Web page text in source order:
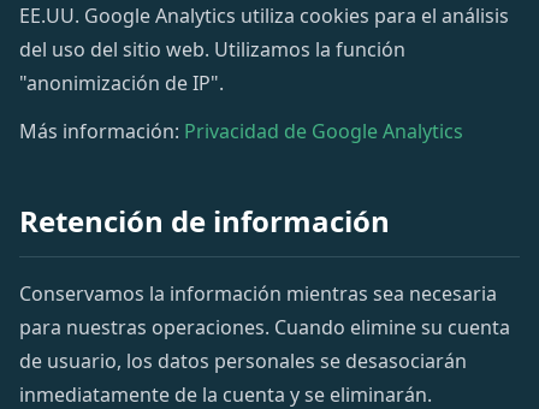
EE.UU. Google Analytics utiliza cookies para el análisis
del uso del sitio web. Utilizamos la función
"anonimización de IP".
Más información: Privacidad de Google Analytics
Retención de información
Conservamos la información mientras sea necesaria
para nuestras operaciones. Cuando elimine su cuenta
de usuario, los datos personales se desasociarán
inmediatamente de la cuenta y se eliminarán.